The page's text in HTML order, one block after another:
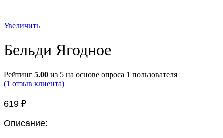
Увеличить
Бельди Ягодное
Рейтинг 5.00 из 5 на основе опроса 1 пользователя
(1 отзыв клиента)
619 ₽
Описание: